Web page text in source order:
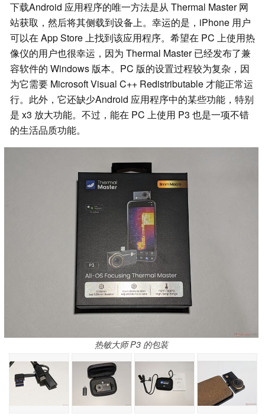
下载Android 应用程序的唯一方法是从 Thermal Master 网
站获取，然后将其侧载到设备上。幸运的是，iPhone 用户
可以在 App Store 上找到该应用程序。希望在 PC 上使用热
像仪的用户也很幸运，因为 Thermal Master 已经发布了兼
容软件的 Windows 版本。PC 版的设置过程较为复杂，因
为它需要 Microsoft Visual C++ Redistributable 才能正常运
行。此外，它还缺少Android 应用程序中的某些功能，特别
是 x3 放大功能。不过，能在 PC 上使用 P3 也是一项不错
的生活品质功能。
热敏大师 P3 的包装